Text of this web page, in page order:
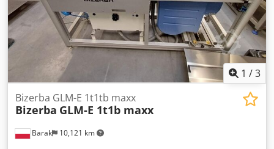
1 /3
Barak 10,121 km
Bizerba GLM-E 1t1tb maxx
Bizerba GLM-E 1t1b maxx